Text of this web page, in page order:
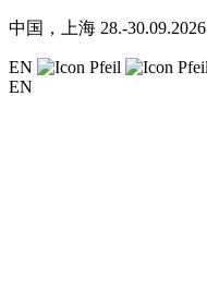
中国，上海 28.-30.09.2026
EN
EN